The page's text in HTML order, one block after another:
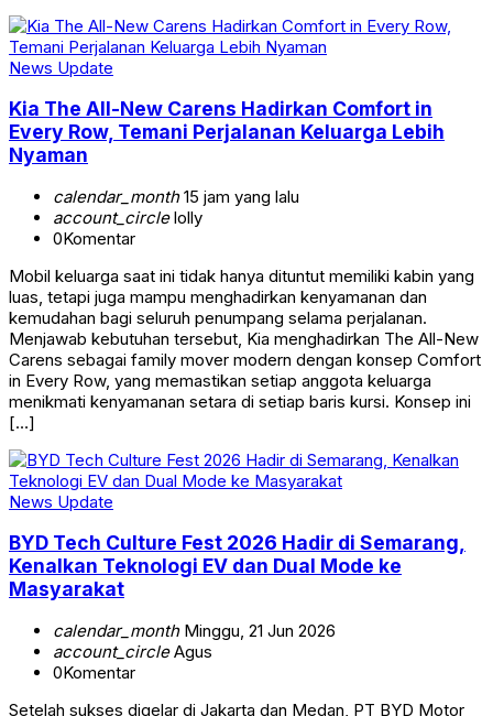
News Update
Kia The All-New Carens Hadirkan Comfort in
Every Row, Temani Perjalanan Keluarga Lebih
Nyaman
calendar_month15 jam yang lalu
account_circlelolly
0Komentar
Mobil keluarga saat ini tidak hanya dituntut memiliki kabin yang
luas, tetapi juga mampu menghadirkan kenyamanan dan
kemudahan bagi seluruh penumpang selama perjalanan.
Menjawab kebutuhan tersebut, Kia menghadirkan The All-New
Carens sebagai family mover modern dengan konsep Comfort
in Every Row, yang memastikan setiap anggota keluarga
menikmati kenyamanan setara di setiap baris kursi. Konsep ini
[…]
News Update
BYD Tech Culture Fest 2026 Hadir di Semarang,
Kenalkan Teknologi EV dan Dual Mode ke
Masyarakat
calendar_monthMinggu, 21 Jun 2026
account_circleAgus
0Komentar
Setelah sukses digelar di Jakarta dan Medan, PT BYD Motor